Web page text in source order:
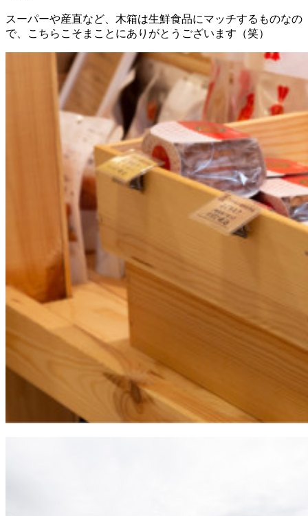
スーパーや産直など、木箱は生鮮食品にマッチするものなの
で、こちらこそまことにありがとうございます（笑）